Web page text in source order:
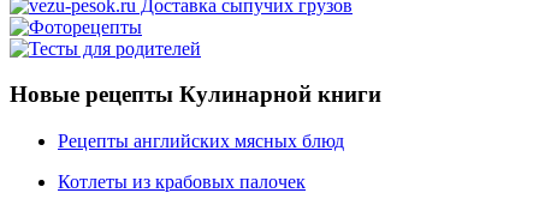
Новые рецепты Кулинарной книги
Рецепты английских мясных блюд
Котлеты из крабовых палочек